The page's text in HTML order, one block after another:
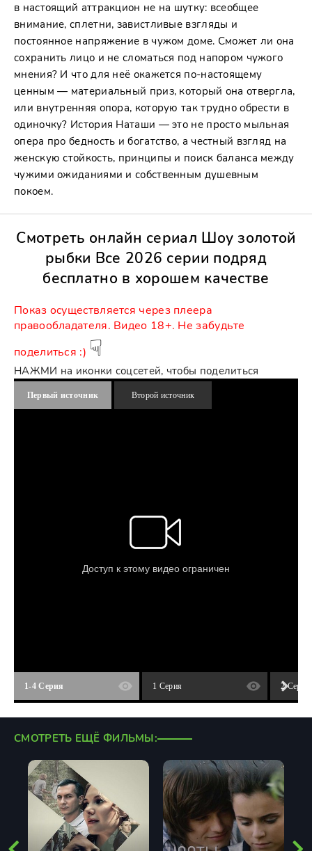
в настоящий аттракцион не на шутку: всеобщее
внимание, сплетни, завистливые взгляды и
постоянное напряжение в чужом доме. Сможет ли она
сохранить лицо и не сломаться под напором чужого
мнения? И что для неё окажется по-настоящему
ценным — материальный приз, который она отвергла,
или внутренняя опора, которую так трудно обрести в
одиночку? История Наташи — это не просто мыльная
опера про бедность и богатство, а честный взгляд на
женскую стойкость, принципы и поиск баланса между
чужими ожиданиями и собственным душевным
покоем.
Смотреть онлайн сериал Шоу золотой
рыбки Все 2026 серии подряд
бесплатно в хорошем качестве
Показ ocущecтвляeтcя чepeз плeepа
пpaвooблaдaтeля. Видео 18+. Не забудьте
поделиться :) ☟
НАЖМИ на иконки соцсетей, чтобы поделиться
Первый источник Второй источник
1-4 Серия 1 Серия 2 Серия
СМОТРЕТЬ ЕЩЁ ФИЛЬМЫ: